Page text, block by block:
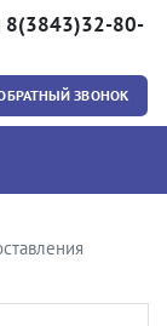
8(3843)32-80-
ЗВОНОК